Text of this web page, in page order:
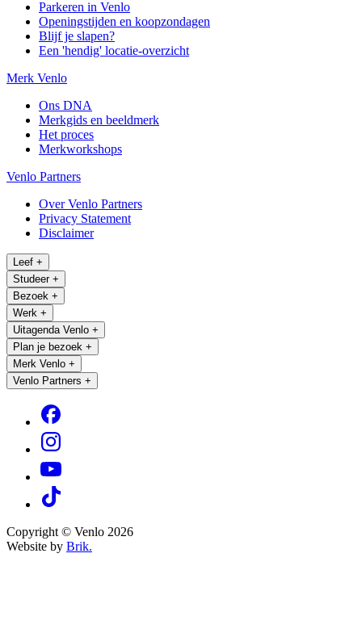
Parkeren in Venlo
Openingstijden en koopzondagen
Blijf je slapen?
Een 'hendig' locatie-overzicht
Merk Venlo
Ons DNA
Merkgids en beeldmerk
Het proces
Merkworkshops
Venlo Partners
Over Venlo Partners
Privacy Statement
Disclaimer
Leef +
Studeer +
Bezoek +
Werk +
Uitagenda Venlo +
Plan je bezoek +
Merk Venlo +
Venlo Partners +
Copyright © Venlo 2026
Website by Brik.